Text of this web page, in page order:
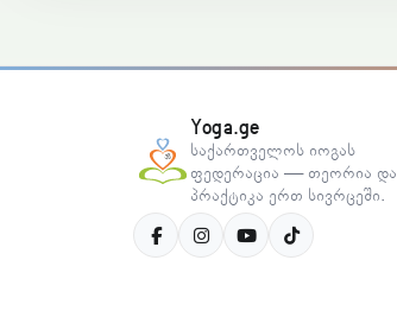
Yoga.ge
საქართველოს იოგას
ფედერაცია — თეორია და
პრაქტიკა ერთ სივრცეში.